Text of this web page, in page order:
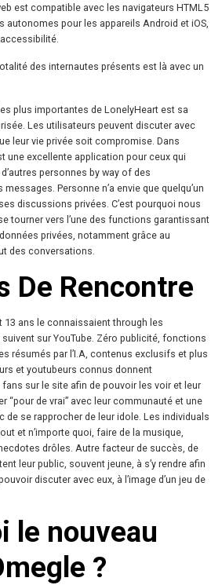
est compatible avec les navigateurs HTML5
autonomes pour les appareils Android et iOS,
des internautes présents est là avec un
plus importantes de LonelyHeart est sa
Les utilisateurs peuvent discuter avec
leur vie privée soit compromise. Dans
une excellente application pour ceux qui
personnes by way of des
Personne n’a envie que quelqu’un
discussions privées. C’est pourquoi nous
tourner vers l’une des functions garantissant
privées, notamment grâce au
des conversations.
De Rencontre
13 ans le connaissaient through les
sur YouTube. Zéro publicité, fonctions
résumés par l’I.A, contenus exclusifs et plus
et youtubeurs connus donnent
sur le site afin de pouvoir les voir et leur
“pour de vrai” avec leur communauté et une
de se rapprocher de leur idole. Les individuals
et n’importe quoi, faire de la musique,
drôles. Autre facteur de succès, de
leur public, souvent jeune, à s’y rendre afin
discuter avec eux, à l’image d’un jeu de
le nouveau
?